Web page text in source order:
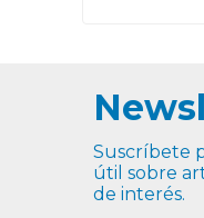
Suscríbete
útil sobre
de interés.